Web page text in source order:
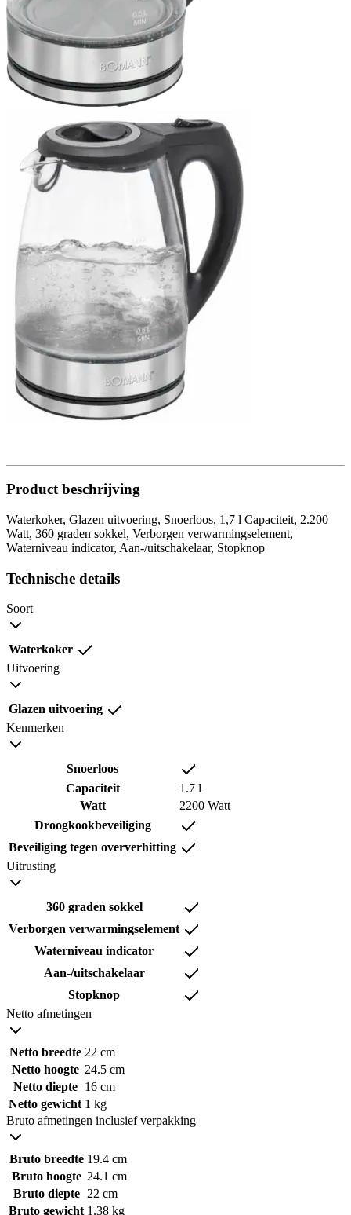
Product beschrijving
Waterkoker, Glazen uitvoering, Snoerloos, 1,7 l Capaciteit, 2.200
Watt, 360 graden sokkel, Verborgen verwarmingselement,
Waterniveau indicator, Aan-/uitschakelaar, Stopknop
Technische details
Soort
Waterkoker
Uitvoering
Glazen uitvoering
Kenmerken
Snoerloos
Capaciteit
1.7 l
Watt
2200 Watt
Droogkookbeveiliging
Beveiliging tegen oververhitting
Uitrusting
360 graden sokkel
Verborgen verwarmingselement
Waterniveau indicator
Aan-/uitschakelaar
Stopknop
Netto afmetingen
Netto breedte 22 cm
Netto hoogte 24.5 cm
Netto diepte
16 cm
Netto gewicht 1 kg
Bruto afmetingen inclusief verpakking
Bruto breedte 19.4 cm
Bruto hoogte 24.1 cm
Bruto diepte
22 cm
Bruto gewicht 1.38 kg